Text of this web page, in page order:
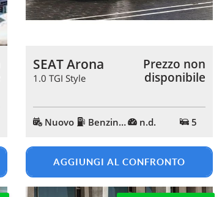
SEAT Arona
1.0 TGI Style
Prezzo non
disponibile
Nuovo Benzina/Metano n.d. 5
AGGIUNGI AL CONFRONTO